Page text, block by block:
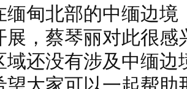
缅甸北部的中缅边
展，蔡琴丽对此很感
域还没有涉及中缅